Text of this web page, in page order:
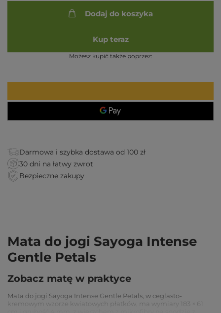
Dodaj do koszyka
Kup teraz
Możesz kupić także poprzez:
Darmowa i szybka dostawa od 100 zł
30 dni na łatwy zwrot
Bezpieczne zakupy
Mata do jogi Sayoga Intense
Gentle Petals
Zobacz matę w praktyce
Mata do jogi Sayoga Intense Gentle Petals, w ceglasto-
kremowym wzorze kwiatowych płatków, ma wymiary 183 × 61